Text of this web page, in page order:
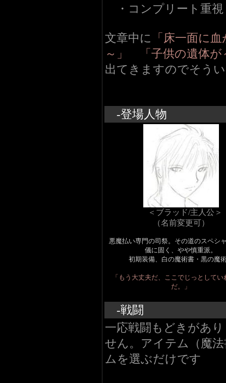
・コンプリート重
文章中に
「床一面に
～」 「子供の遺体が
出てきますのでそう
-登場人物
＜ブラッド/主人公＞
（名前変更可）
悪魔払い専門の司祭。その道のスペシ
儀に固く、やや慎重派。
初期装備、白の魔術書・黒の魔
「もう大丈夫だ、ここでじっとしてい
だ。」
-戦闘
一応戦闘もどきがあ
せん。アイテム（魔
ムを選ぶだけです